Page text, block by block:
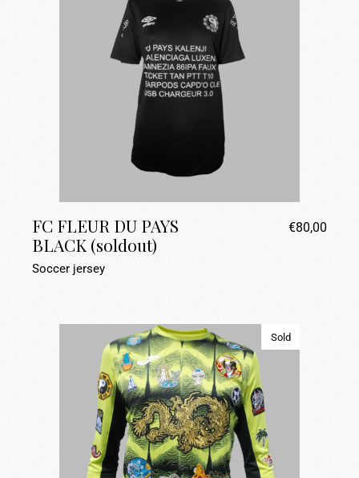
FC FLEUR DU PAYS
BLACK (soldout)
€80,00
Soccer jersey
Sold